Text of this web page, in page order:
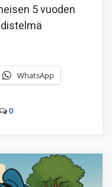
5 vuoden
WhatsApp
0